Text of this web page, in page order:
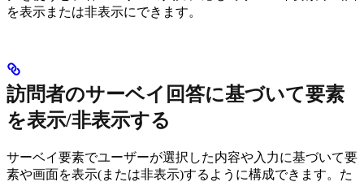
を表示または非表示にできます。
訪問者のサーベイ回答に基づいて要素
を表示/非表示する
サーベイ要素でユーザーが選択した内容や入力に基づいて要
素や画面を表示(または非表示)するように構成できます。た